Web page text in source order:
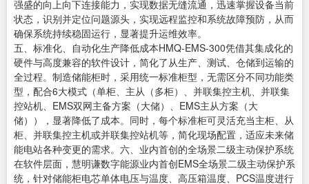
强盛的向上向下连接能力，实现数据无缝流通，迅速掌握设备当前
状态，识别并定位问题源头，实现远程监控和系统故障预防，从而
确保系统持续稳固运行，显著提升运维效率。
五、标准化、自动化生产降低成本HMQ-EMS-300凭借其集成化的
硬件与高度兼容的软件设计，简化了从生产、测试、仓储到运输的
全过程。制造储能柜时，采用统一标准柜型，无需区分不同功能类
型，配合6大模式（单柜、主从（多柜）、并联集控主机、并联集
控站机、EMS双网主备方案（大储）、EMS主从方案（大
储）），显著降低了成本。同时，每个标准柜可灵活充当主柜、从
柜、并联集控主机或并联集控站机等，简化现场配置，适应未来储
能电站各种变更的需求。六、业内首创的全场景二级主动保护系统
在软件层面，慧明谦数字能源业内首创EMS全场景二级主动保护系
统，针对储能柜电芯单体电压与温度、高压箱温度、PCS温度进行